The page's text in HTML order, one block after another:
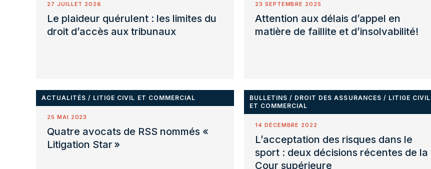
27 JUILLET 2026
Le plaideur quérulent : les limites du
droit d’accès aux tribunaux
23 SEPTEMBRE 2025
Attention aux délais d’appel en
matière de faillite et d’insolvabilité!
ACTUALITÉS / LITIGE CIVIL ET COMMERCIAL
25 MAI 2023
Quatre avocats de RSS nommés «
Litigation Star »
BULLETINS / DROIT DES ASSURANCES / LITIGE CIVIL
ET COMMERCIAL
14 DÉCEMBRE 2022
L’acceptation des risques dans le
sport : deux décisions récentes de la
Cour supérieure